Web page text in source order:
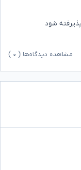
شود
مشاهده دیدگاه‌ها ( ۰